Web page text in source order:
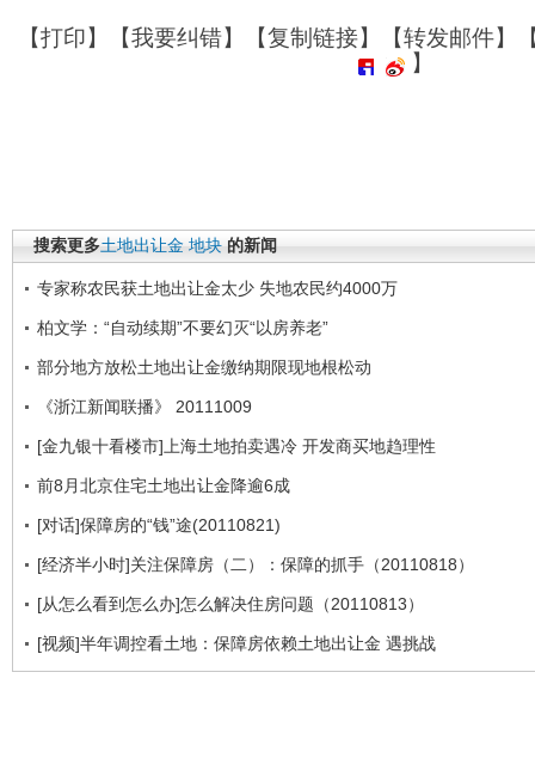
【打印】【我要纠错】【复制链接】【转发邮件】
】
搜索更多土地出让金 地块 的新闻
专家称农民获土地出让金太少 失地农民约4000万
柏文学：“自动续期”不要幻灭“以房养老”
部分地方放松土地出让金缴纳期限现地根松动
《浙江新闻联播》 20111009
[金九银十看楼市]上海土地拍卖遇冷 开发商买地趋理性
前8月北京住宅土地出让金降逾6成
[对话]保障房的“钱”途(20110821)
[经济半小时]关注保障房（二）：保障的抓手（20110818）
[从怎么看到怎么办]怎么解决住房问题（20110813）
[视频]半年调控看土地：保障房依赖土地出让金 遇挑战